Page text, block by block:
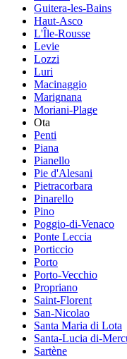
Guitera-les-Bains
Haut-Asco
L'Île-Rousse
Levie
Lozzi
Luri
Macinaggio
Marignana
Moriani-Plage
Ota
Penti
Piana
Pianello
Pie d'Alesani
Pietracorbara
Pinarello
Pino
Poggio-di-Venaco
Ponte Leccia
Porticcio
Porto
Porto-Vecchio
Propriano
Saint-Florent
San-Nicolao
Santa Maria di Lota
Santa-Lucia di-
Sartène